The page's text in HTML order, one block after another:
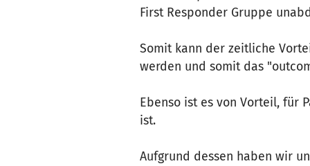
First Responder Gruppe
Somit kann der zeitliche
werden und somit das
Ebenso ist es von Vorteil, für
ist.
Aufgrund dessen haben wir